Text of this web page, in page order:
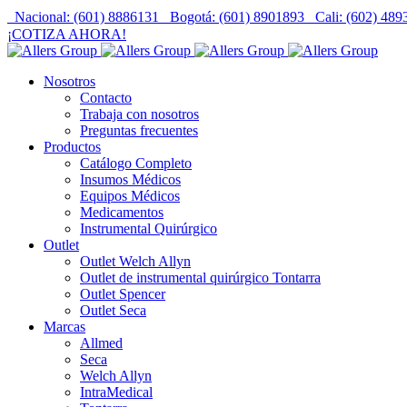
Nacional: (601) 8886131 Bogotá: (601) 8901893 Cali: (602)
¡COTIZA AHORA!
Nosotros
Contacto
Trabaja con nosotros
Preguntas frecuentes
Productos
Catálogo Completo
Insumos Médicos
Equipos Médicos
Medicamentos
Instrumental Quirúrgico
Outlet
Outlet Welch Allyn
Outlet de instrumental quirúrgico Tontarra
Outlet Spencer
Outlet Seca
Marcas
Allmed
Seca
Welch Allyn
IntraMedical